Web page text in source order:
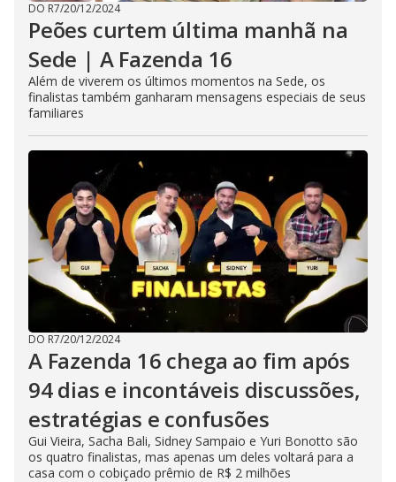
DO R7/20/12/2024
Peões curtem última manhã na
Sede | A Fazenda 16
Além de viverem os últimos momentos na Sede, os
finalistas também ganharam mensagens especiais de seus
familiares
DO R7/20/12/2024
A Fazenda 16 chega ao fim após
94 dias e incontáveis discussões,
estratégias e confusões
Gui Vieira, Sacha Bali, Sidney Sampaio e Yuri Bonotto são
os quatro finalistas, mas apenas um deles voltará para a
casa com o cobiçado prêmio de R$ 2 milhões